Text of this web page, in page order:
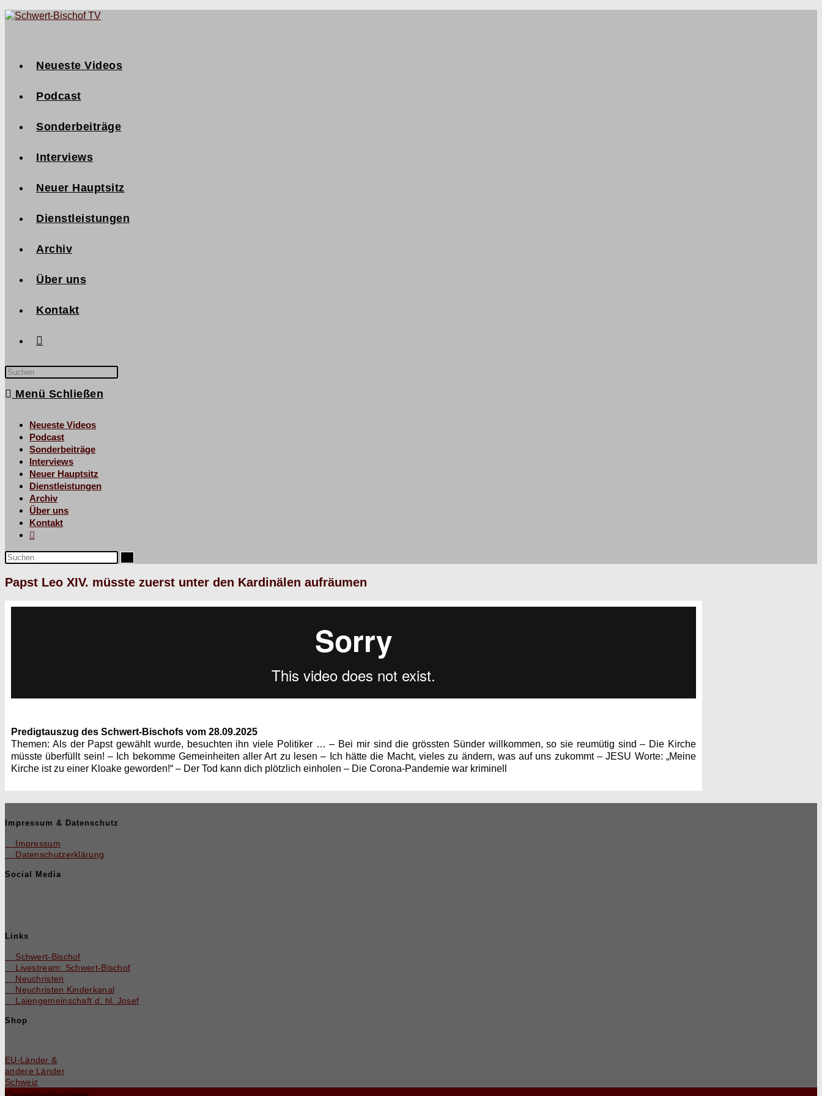
Neueste Videos
Podcast
Sonderbeiträge
Interviews
Neuer Hauptsitz
Dienstleistungen
Archiv
Über uns
Kontakt
Menü Schließen
Neueste Videos
Podcast
Sonderbeiträge
Interviews
Neuer Hauptsitz
Dienstleistungen
Archiv
Über uns
Kontakt
Papst Leo XIV. müsste zuerst unter den Kardinälen aufräumen
Predig­tauszug des Schw­ert-Bischofs vom 28.09.2025
The­men: Als der Papst gewählt wurde, besucht­en ihn viele Poli­tik­er … – Bei mir sind die grössten Sün­der willkom­men, so sie reumütig sind – Die Kirche
müsste über­füllt sein! – Ich bekomme Gemein­heit­en aller Art zu lesen – Ich hätte die Macht, vieles zu ändern, was auf uns zukommt – JESU Worte: „Meine
Kirche ist zu ein­er Kloake gewor­den!“ – Der Tod kann dich plöt­zlich ein­holen – Die Coro­na-Pan­demie war kriminell
Impressum & Datenschutz
Impressum
Datenschutzerklärung
Social Media
Links
Schwert-Bischof
Livestream: Schwert-Bischof
Neuchristen
Neuchris­ten Kinderkanal
Laienge­mein­schaft d. hl. Josef
Shop
EU-Län­der &
andere Länder
Schweiz